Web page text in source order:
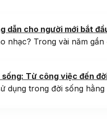
dẫn cho người mới bắt
nhạc? Trong vài năm
Từ công việc đến
dụng trong đời sống